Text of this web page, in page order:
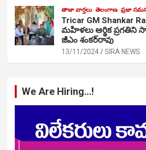
తాజా వార్తలు తెలంగాణ ప్రజా
Tricar GM Shankar
మహిళలు ఆర్థిక
జీఎం శంకర్‌రావు
13/11/2024 SIRA NEWS
We Are Hiring…!